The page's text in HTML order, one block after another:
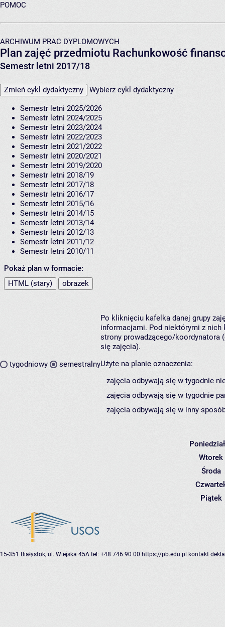
POMOC
ARCHIWUM PRAC DYPLOMOWYCH
Plan zajęć przedmiotu Rachunkowość
Semestr letni 2017/18
Zmień cykl dydaktyczny Wybierz cykl dydaktyczny
Semestr letni 2025/2026
Semestr letni 2024/2025
Semestr letni 2023/2024
Semestr letni 2022/2023
Semestr letni 2021/2022
Semestr letni 2020/2021
Semestr letni 2019/2020
Semestr letni 2018/19
Semestr letni 2017/18
Semestr letni 2016/17
Semestr letni 2015/16
Semestr letni 2014/15
Semestr letni 2013/14
Semestr letni 2012/13
Semestr letni 2011/12
Semestr letni 2010/11
Pokaż plan w formacie:
HTML (stary)
obrazek
tygodniowy semestralny
Po kliknięciu kafelka danej grupy
informacjami. Pod niektórymi z nich
strony prowadzącego/koordynatora
się zajęcia).
Użyte na planie oznaczenia:
zajęcia odbywają się w tygodnie
zajęcia odbywają się w tygodnie
zajęcia odbywają się w inny
Wtorek
Środa
Piątek
15-351 Białystok, ul. Wiejska 45A tel: +48 746 90 00 https://pb.edu.pl kontakt